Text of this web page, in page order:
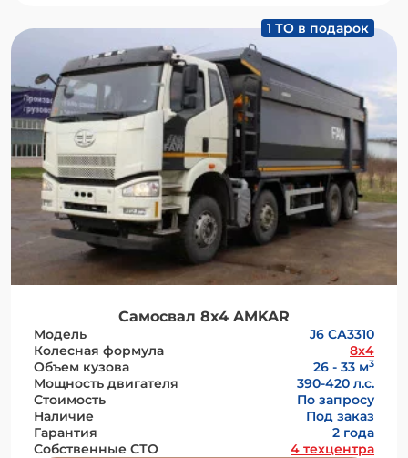
1 ТО в подарок
Самосвал 8х4 AMKAR
Модель
J6 СА3310
Колесная формула
8x4
Объем кузова
26 - 33 м3
Мощность двигателя
390-420 л.с.
Стоимость
По запросу
Наличие
Под заказ
Гарантия
2 года
Собственные СТО
4 техцентра